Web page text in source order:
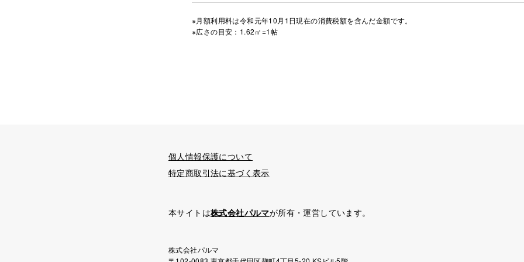
※月額利用料は令和元年10月1日現在の消費税額を含んだ金額です。
※広さの目安：1.62㎡=1帖
個人情報保護について
特定商取引法に基づく表示
本サイトは株式会社パルマが所有・運営しています。
株式会社パルマ